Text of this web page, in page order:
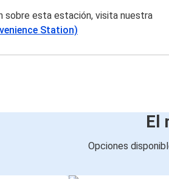
sobre esta estación, visita nuestra
Station)
El
Opciones